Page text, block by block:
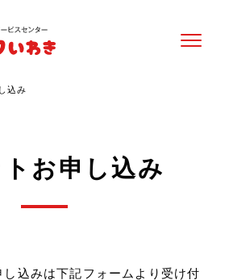
込み
お申し込み
込みは下記フォームより受け付